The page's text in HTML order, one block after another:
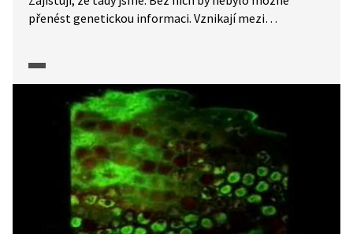
přenést genetickou informaci. Vznikají mezi
se a pouštět. O tom, jak příroda chytře reaguje
na změny, si promluvíme s profesorem chemie Pavlem
Hobzou.